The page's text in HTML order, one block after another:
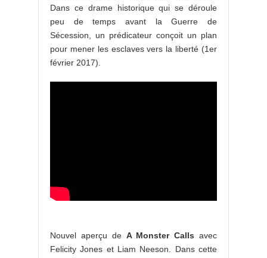
Dans ce drame historique qui se déroule
peu de temps avant la Guerre de
Sécession, un prédicateur conçoit un plan
pour mener les esclaves vers la liberté (1er
février 2017).
Nouvel aperçu de A Monster Calls avec
Felicity Jones et Liam Neeson. Dans cette